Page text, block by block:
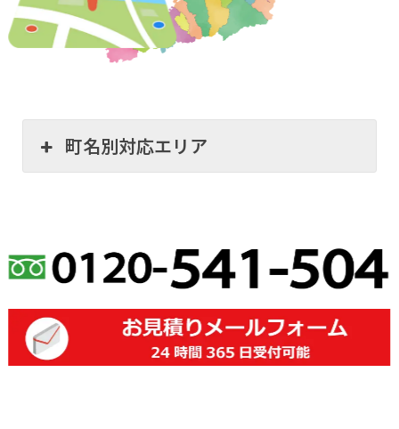
町名別対応エリア